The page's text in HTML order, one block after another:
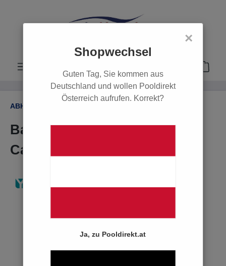
×
Shopwechsel
Guten Tag, Sie kommen aus
Deutschland und wollen Pooldirekt
Österreich aufrufen. Korrekt?
Ja, zu Pooldirekt.at
ABHOLPRODUKTE
Bayrol pH-Minus Liquid Anti
Calc 20 Liter (nur Abholung)